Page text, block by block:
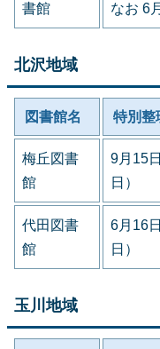
書館
なお 6
北沢地域
図書館名 特別整
梅丘図書
館
9月15
日）
代田図書
館
6月16
日）
玉川地域